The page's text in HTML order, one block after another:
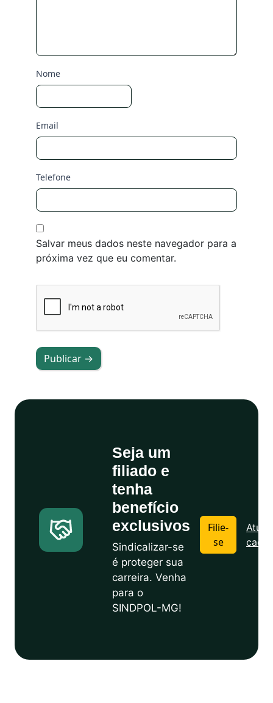
Nome
Email
Telefone
Salvar meus dados neste navegador para a
próxima vez que eu comentar.
Publicar →
Seja um
filiado e
tenha
benefício
exclusivos
Sindicalizar-se
é proteger sua
carreira. Venha
para o
SINDPOL-MG!
Filie-
se